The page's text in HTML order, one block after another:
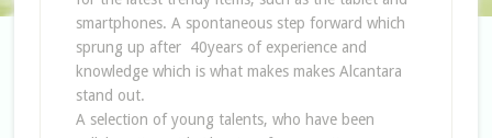
smartphones. A spontaneous step forward which
sprung up after 40years of experience and
knowledge which is what makes makes Alcantara
stand out.
A selection of young talents, who have been